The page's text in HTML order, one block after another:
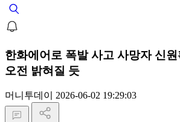
한화에어로 폭발 사고 사망자 신원
오전 밝혀질 듯
머니투데이 2026-06-02 19:29:03